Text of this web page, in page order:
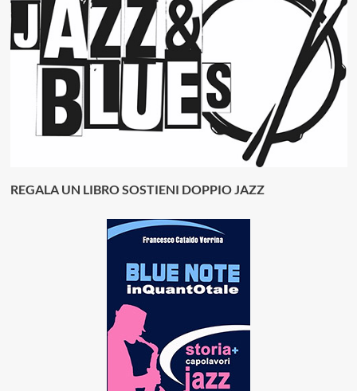
REGALA UN LIBRO SOSTIENI DOPPIO JAZZ